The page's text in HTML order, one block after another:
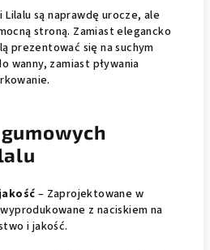
Lilalu są naprawdę urocze, ale
stroną. Zamiast elegancko
prezentować się na suchym
wanny, zamiast pływania
– Zaprojektowane w
z naciskiem na
i jakość.